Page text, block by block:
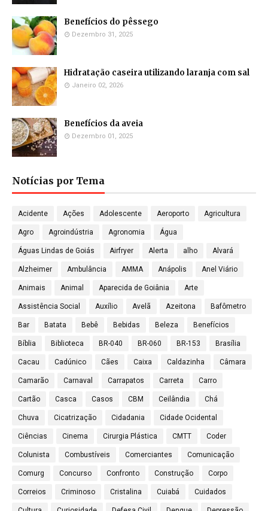
Benefícios do pêssego
Dezembro 31, 2025
Hidratação caseira utilizando laranja com sal
Janeiro 02, 2026
Benefícios da aveia
Dezembro 01, 2025
Notícias por Tema
Acidente Ações Adolescente Aeroporto Agricultura
Agro Agroindústria Agronomia Água
Águas Lindas de Goiás Airfryer Alerta alho Alvará
Alzheimer Ambulância AMMA Anápolis Anel Viário
Animais Animal Aparecida de Goiânia Arte
Assistência Social Auxílio Avelã Azeitona Bafômetro
Bar Batata Bebê Bebidas Beleza Benefícios
Bíblia Biblioteca BR-040 BR-060 BR-153 Brasília
Cacau Cadúnico Cães Caixa Caldazinha Câmara
Camarão Carnaval Carrapatos Carreta Carro
Cartão Casca Casos CBM Ceilândia Chá
Chuva Cicatrização Cidadania Cidade Ocidental
Ciências Cinema Cirurgia Plástica CMTT Coder
Colunista Combustíveis Comerciantes Comunicação
Comurg Concurso Confronto Construção Corpo
Correios Criminoso Cristalina Cuiabá Cuidados